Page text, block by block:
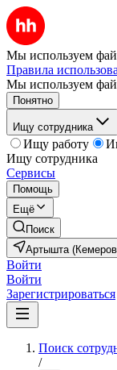
Мы используем
Правила
Мы используем
Понятно
Ищу сотрудника
Ищу работу
Ищу сотрудника
Сервисы
Помощь
Ещё
Поиск
Артышта
Войти
Войти
Зарегистрироваться
Поиск
/